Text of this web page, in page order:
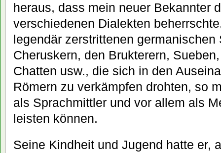
heraus, dass mein neuer Bekannter
verschiedenen Dialekten
legendär zerstrittenen germanischen
Cheruskern, den Brukterern,
Chatten usw., die sich in den
Römern zu verkämpfen drohten, so
als Sprachmittler und vor allem als
leisten können.
Seine Kindheit und Jugend hatte er,